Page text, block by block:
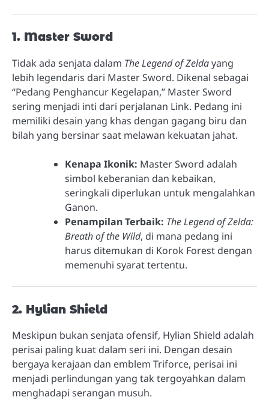
1. Master Sword
Tidak ada senjata dalam The Legend of Zeldayang
lebih legendaris dari Master Sword. Dikenal sebagai
“Pedang Penghancur Kegelapan,” Master Sword
sering menjadi inti dari perjalanan Link. Pedang ini
memiliki desain yang khas dengan gagang biru dan
bilah yang bersinar saat melawan kekuatan jahat.
Kenapa Ikonik: Master Sword adalah
simbol keberanian dan kebaikan,
seringkali diperlukan untuk mengalahkan
Ganon.
Penampilan Terbaik: The Legend of Zelda:
Breath of the Wild, di mana pedang ini
harus ditemukan di Korok Forest dengan
memenuhi syarat tertentu.
2. Hylian Shield
Meskipun bukan senjata ofensif, Hylian Shield adalah
perisai paling kuat dalam seri ini. Dengan desain
bergaya kerajaan dan emblem Triforce, perisai ini
menjadi perlindungan yang tak tergoyahkan dalam
menghadapi serangan musuh.